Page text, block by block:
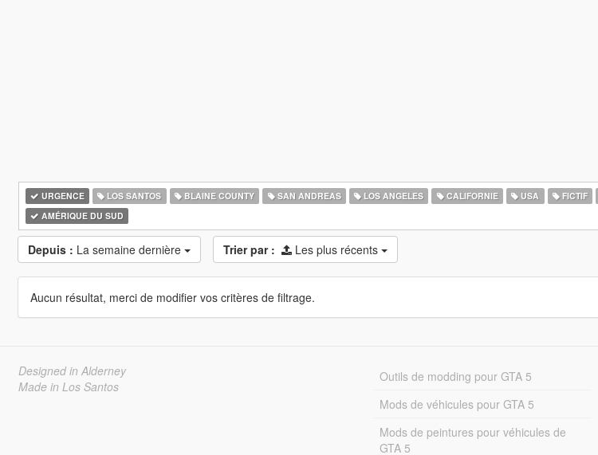
URGENCE LOS SANTOS BLAINE COUNTY SAN ANDREAS LOS ANGELES CALIFORNIE USA FICTIF
AMÉRIQUE DU SUD
Depuis : La semaine dernière Trier par : Les plus récents
Aucun résultat, merci de modifier vos critères de filtrage.
Designed in Alderney
Made in Los Santos
Outils de modding pour GTA 5
Mods de véhicules pour GTA 5
Mods de peintures pour véhicules de
GTA 5